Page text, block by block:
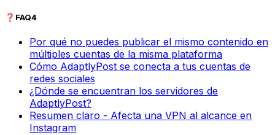
❓ FAQ4
Por qué no puedes publicar el mismo contenido en
múltiples cuentas de la misma plataforma
Cómo AdaptlyPost se conecta a tus cuentas de
redes sociales
¿Dónde se encuentran los servidores de
AdaptlyPost?
Resumen claro - Afecta una VPN al alcance en
Instagram